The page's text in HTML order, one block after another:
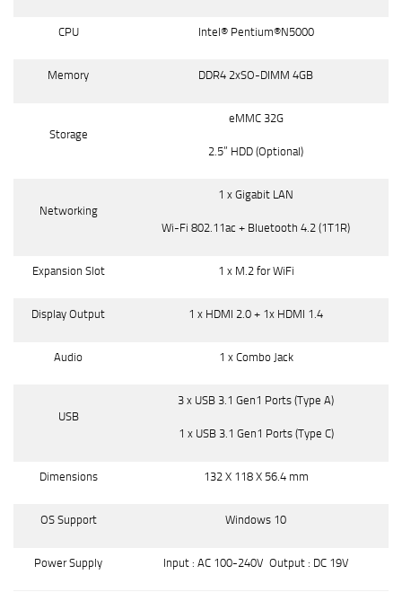
CPU Intel® Pentium®N5000
Memory DDR4 2xSO-DIMM 4GB
Storage
eMMC 32G
2.5” HDD (Optional)
Networking
1 x Gigabit LAN
Wi-Fi 802.11ac + Bluetooth 4.2 (1T1R)
Expansion Slot 1 x M.2 for WiFi
Display Output 1 x HDMI 2.0 + 1x HDMI 1.4
Audio 1 x Combo Jack
USB
3 x USB 3.1 Gen1 Ports (Type A)
1 x USB 3.1 Gen1 Ports (Type C)
Dimensions 132 X 118 X 56.4 mm
OS Support Windows 10
Power Supply Input : AC 100-240V Output : DC 19V